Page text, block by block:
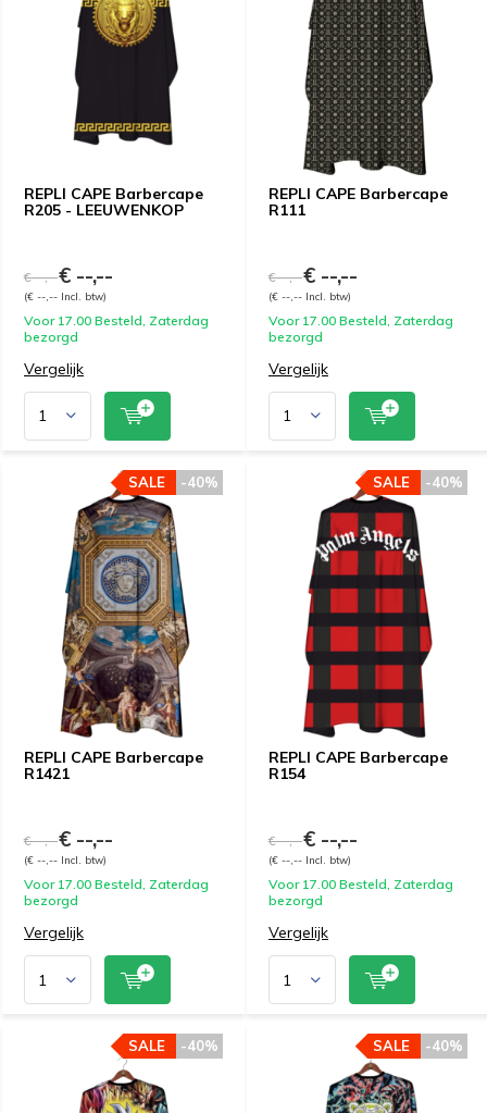
REPLI CAPE Barbercape
R205 - LEEUWENKOP
€ --,--€ --,--
(€ --,-- Incl. btw)
Voor 17.00 Besteld, Zaterdag
bezorgd
Vergelijk
REPLI CAPE Barbercape
R111
€ --,--€ --,--
(€ --,-- Incl. btw)
Voor 17.00 Besteld, Zaterdag
bezorgd
Vergelijk
REPLI CAPE Barbercape
R1421
-40%
SALE
€ --,--€ --,--
(€ --,-- Incl. btw)
Voor 17.00 Besteld, Zaterdag
bezorgd
Vergelijk
REPLI CAPE Barbercape
R154
-40%
SALE
€ --,--€ --,--
(€ --,-- Incl. btw)
Voor 17.00 Besteld, Zaterdag
bezorgd
Vergelijk
-40%
SALE -40%
SALE